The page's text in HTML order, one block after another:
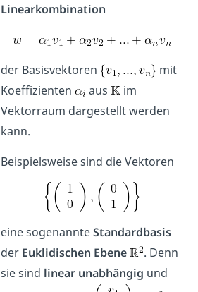
Linearkombination
der Basisvektoren
mit
Koeffizienten
aus
im
Vektorraum dargestellt werden
kann.
Beispielsweise sind die Vektoren
eine sogenannteStandardbasis
der Euklidischen Ebene
. Denn
sie sind linear unabhängig und